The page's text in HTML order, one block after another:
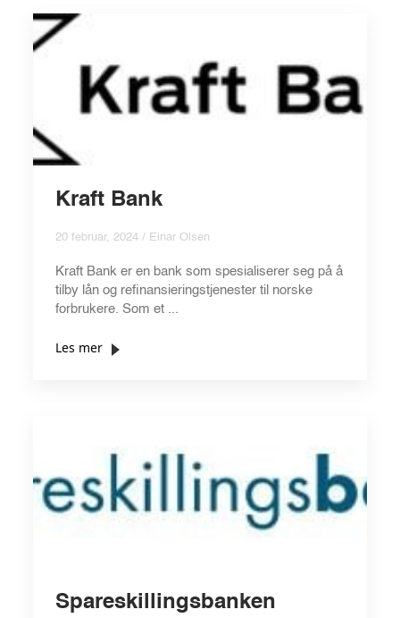
Kraft Bank
20 februar, 2024 / Einar Olsen
Kraft Bank er en bank som spesialiserer seg på å
tilby lån og refinansieringstjenester til norske
forbrukere. Som et ...
Les mer
Spareskillingsbanken